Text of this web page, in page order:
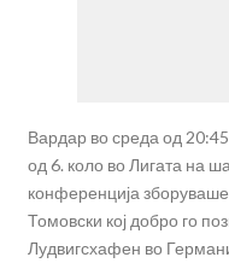
Вардар во среда од
од 6. коло во Лигата на
конференција
Томовски кој добро го
Лудвигсхафен во